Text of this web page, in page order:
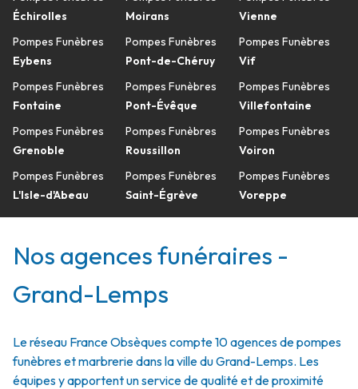
Échirolles
Pompes Funèbres
Eybens
Pompes Funèbres
Fontaine
Pompes Funèbres
Grenoble
Pompes Funèbres
L'Isle-d'Abeau
Moirans
Pompes Funèbres
Pont-de-Chéruy
Pompes Funèbres
Pont-Évêque
Pompes Funèbres
Roussillon
Pompes Funèbres
Saint-Égrève
Vienne
Pompes Funèbres
Vif
Pompes Funèbres
Villefontaine
Pompes Funèbres
Voiron
Pompes Funèbres
Voreppe
Nos agences funéraires -
Grand-Lemps
Le réseau France Obsèques compte 10 agences de pompes
funèbres et marbrerie dans la ville du Grand-Lemps. Les
équipes y apportent un service de qualité et de proximité